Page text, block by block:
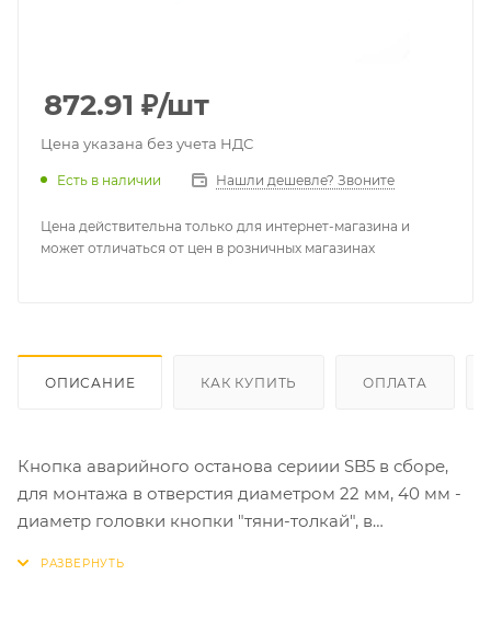
872.91 ₽/шт
Цена указана без учета НДС
Есть в наличии Нашли дешевле? Звоните
Цена действительна только для интернет-магазина и
может отличаться от цен в розничных магазинах
ОПИСАНИЕ КАК КУПИТЬ ОПЛАТА
Кнопка аварийного останова сериии SB5 в сборе,
для монтажа в отверстия диаметром 22 мм, 40 мм -
диаметр головки кнопки "тяни-толкай", в